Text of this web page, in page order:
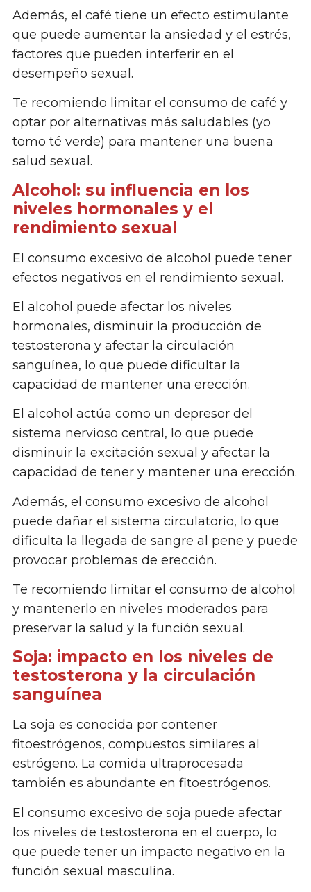
Además, el café tiene un efecto estimulante
que puede aumentar la ansiedad y el estrés,
factores que pueden interferir en el
desempeño sexual.
Te recomiendo limitar el consumo de café y
optar por alternativas más saludables (yo
tomo té verde) para mantener una buena
salud sexual.
Alcohol: su influencia en los
niveles hormonales y el
rendimiento sexual
El consumo excesivo de alcohol puede tener
efectos negativos en el rendimiento sexual.
El alcohol puede afectar los niveles
hormonales, disminuir la producción de
testosterona y afectar la circulación
sanguínea, lo que puede dificultar la
capacidad de mantener una erección.
El alcohol actúa como un depresor del
sistema nervioso central, lo que puede
disminuir la excitación sexual y afectar la
capacidad de tener y mantener una erección.
Además, el consumo excesivo de alcohol
puede dañar el sistema circulatorio, lo que
dificulta la llegada de sangre al pene y puede
provocar problemas de erección.
Te recomiendo limitar el consumo de alcohol
y mantenerlo en niveles moderados para
preservar la salud y la función sexual.
Soja: impacto en los niveles de
testosterona y la circulación
sanguínea
La soja es conocida por contener
fitoestrógenos, compuestos similares al
estrógeno. La comida ultraprocesada
también es abundante en fitoestrógenos.
El consumo excesivo de soja puede afectar
los niveles de testosterona en el cuerpo, lo
que puede tener un impacto negativo en la
función sexual masculina.